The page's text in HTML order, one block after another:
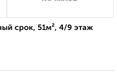
срок, 51м², 4/9 этаж